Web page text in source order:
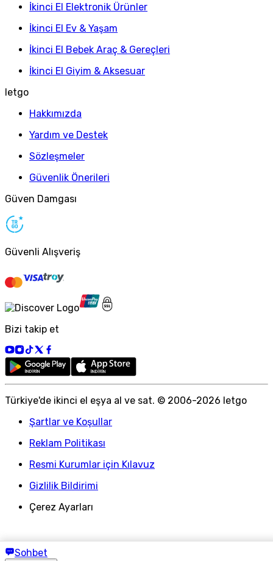
Sohbet
İkinci El Elektronik Ürünler
İkinci El Ev & Yaşam
İkinci El Bebek Araç & Gereçleri
İkinci El Giyim & Aksesuar
letgo
Hakkımızda
Yardım ve Destek
Sözleşmeler
Güvenlik Önerileri
Güven Damgası
Güvenli Alışveriş
Bizi takip et
Türkiye'de ikinci el eşya al ve sat. © 2006-2026 letgo
Şartlar ve Koşullar
Reklam Politikası
Resmi Kurumlar için Kılavuz
Gizlilik Bildirimi
Çerez Ayarları